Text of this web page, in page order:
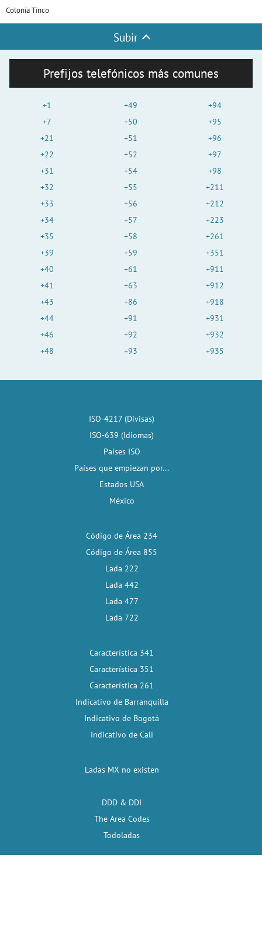
Colonia Tinco
Subir
Prefijos telefónicos más comunes
+1
+7
+21
+22
+31
+32
+33
+34
+35
+39
+40
+41
+43
+44
+46
+48
+49
+50
+51
+52
+54
+55
+56
+57
+58
+59
+61
+63
+86
+91
+92
+93
+94
+95
+96
+97
+98
+211
+212
+223
+261
+351
+911
+912
+918
+931
+932
+935
ISO-4217 (Divisas)
ISO-639 (Idiomas)
Países ISO
Países que empiezan por...
Estados USA
México
Código de Área 234
Código de Área 855
Lada 222
Lada 442
Lada 477
Lada 722
Característica 341
Característica 351
Característica 261
Indicativo de Barranquilla
Indicativo de Bogotá
Indicativo de Cali
Ladas MX no existen
DDD & DDI
The Area Codes
Todoladas